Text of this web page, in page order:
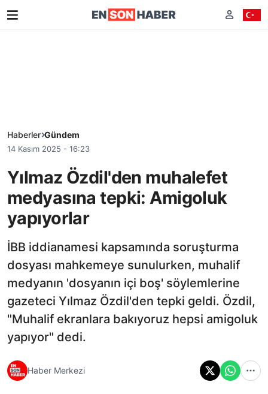
Haberler Gündem
14 Kasım 2025 - 16:23
Yılmaz Özdil'den muhalefet
medyasına tepki: Amigoluk
yapıyorlar
İBB iddianamesi kapsamında soruşturma
dosyası mahkemeye sunulurken, muhalif
medyanın 'dosyanın içi boş' söylemlerine
gazeteci Yılmaz Özdil'den tepki geldi. Özdil,
"Muhalif ekranlara bakıyoruz hepsi amigoluk
yapıyor" dedi.
Haber Merkezi